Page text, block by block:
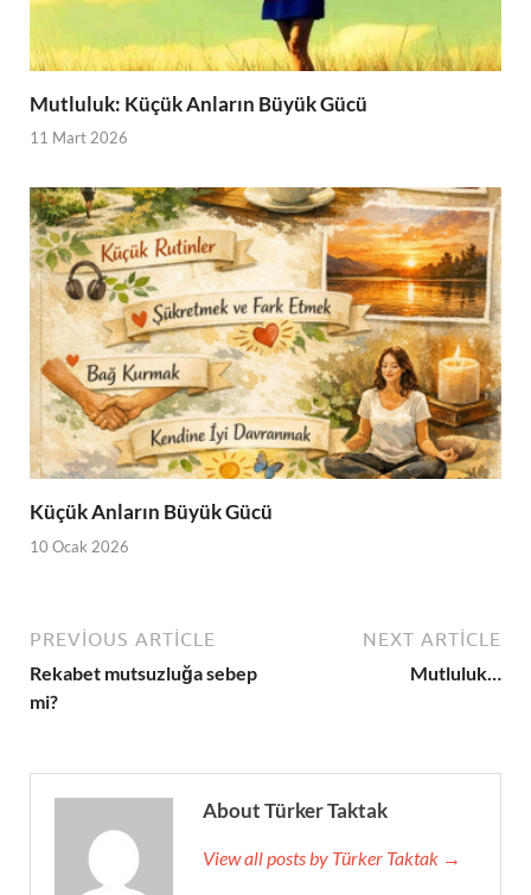
Mutluluk: Küçük Anların Büyük Gücü
11 Mart 2026
Küçük Anların Büyük Gücü
10 Ocak 2026
PREVIOUS ARTICLE
Rekabet mutsuzluğa sebep
mi?
NEXT ARTICLE
Mutluluk…
About Türker Taktak
View all posts by Türker Taktak →